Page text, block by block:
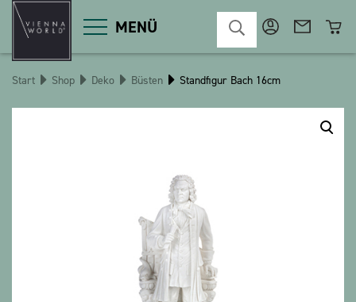
MENÜ
Produktgruppen
Küche
Magnete
POS
Schreibwaren
Textilien
Start Shop Deko Büsten Standfigur Bach 16cm